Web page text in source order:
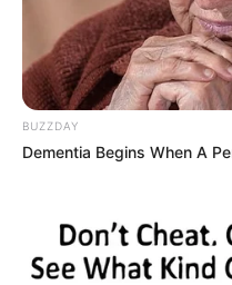
BUZZDAY
Dementia Begins When A